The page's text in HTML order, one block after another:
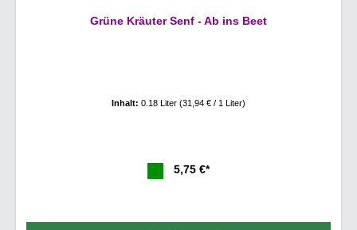
Grüne Kräuter Senf - Ab ins Beet
Inhalt: 0.18 Liter (31,94 € / 1 Liter)
5,75 €*